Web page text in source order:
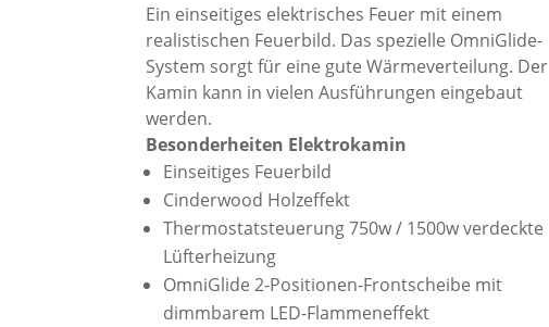
Ein einseitiges elektrisches Feuer mit einem
realistischen Feuerbild. Das spezielle OmniGlide-
System sorgt für eine gute Wärmeverteilung. Der
Kamin kann in vielen Ausführungen eingebaut
werden.
Besonderheiten Elektrokamin
Einseitiges Feuerbild
Cinderwood Holzeffekt
Thermostatsteuerung 750w / 1500w verdeckte
Lüfterheizung
OmniGlide 2-Positionen-Frontscheibe mit
dimmbarem LED-Flammeneffekt